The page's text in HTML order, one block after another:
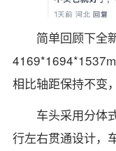
简单回顾下全
相比轴距保持不变
车头采用分体
行左右贯通设计，